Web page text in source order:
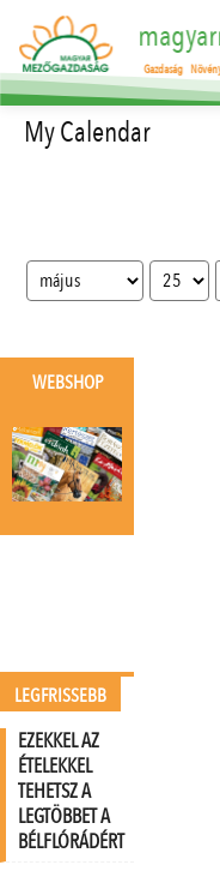
Gazdaság
My Calendar
Hónap
Nap
Év
WEBSHOP
LEGFRISSEBB
EZEKKEL AZ
ÉTELEKKEL
TEHETSZ A
LEGTÖBBET A
BÉLFLÓRÁDÉRT